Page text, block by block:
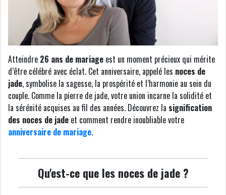
Atteindre 26 ans de mariage est un moment précieux qui mérite
d’être célébré avec éclat. Cet anniversaire, appelé les noces de
jade, symbolise la sagesse, la prospérité et l’harmonie au sein du
couple. Comme la pierre de jade, votre union incarne la solidité et
la sérénité acquises au fil des années. Découvrez la signification
des noces de jade et comment rendre inoubliable votre
anniversaire de mariage.
Qu'est-ce que les noces de jade ?